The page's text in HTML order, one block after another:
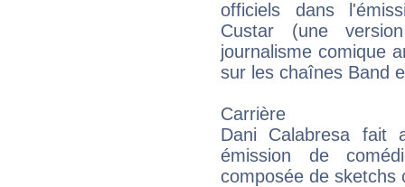
officiels dans
Custar (une
journalisme comique
sur les chaînes Band
Carrière
Dani Calabresa fait
émission de
composée de sketchs